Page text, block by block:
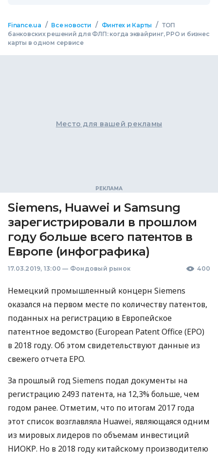
Finance.ua / Все новости / Финтех и Карты / ТОП
банковских решений для ФЛП: когда эквайринг, РРО и бизнес
карты в одном сервисе
Место для вашей рекламы
Siemens, Huawei и Samsung
зарегистрировали в прошлом
году больше всего патентов в
Европе (инфографика)
17.03.2019, 13:00 — Фондовый рынок 400
Немецкий промышленный концерн Siemens
оказался на первом месте по количеству патентов,
поданных на регистрацию в Европейское
патентное ведомство (European Patent Office (EPO)
в 2018 году. Об этом свидетельствуют данные из
свежего отчета EPO.
За прошлый год Siemens подал документы на
регистрацию 2493 патента, на 12,3% больше, чем
годом ранее. Отметим, что по итогам 2017 года
этот список возглавляла Huawei, являющаяся одним
из мировых лидеров по объемам инвестиций
НИОКР. Но в 2018 году китайскому производителю